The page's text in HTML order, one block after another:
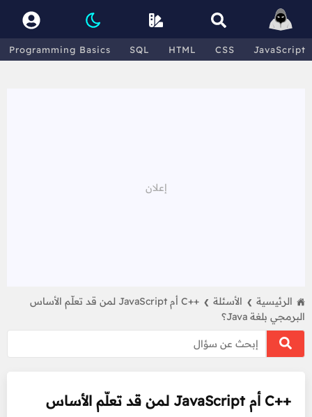
Programming Basics SQL HTML CSS JavaScript
الرئيسية ❯ الأسئلة ❯
++C أم JavaScript لمن قد تعلّم الأساس
البرمجي بلغة Java؟
++C أم JavaScript لمن قد تعلّم الأساس